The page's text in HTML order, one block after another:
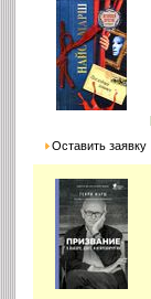
Оставить заявку